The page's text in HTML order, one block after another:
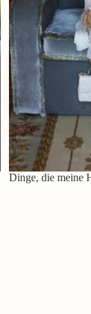
Dinge, die meine